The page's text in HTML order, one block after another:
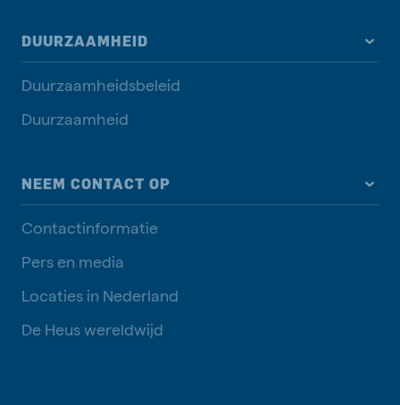
DUURZAAMHEID
Duurzaamheidsbeleid
Duurzaamheid
NEEM CONTACT OP
Contactinformatie
Pers en media
Locaties in Nederland
De Heus wereldwijd